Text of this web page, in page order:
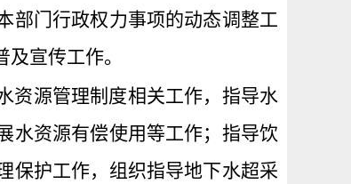
部门行政权力事项的动态调整工
宣传工作。
资源管理制度相关工作，指导水
水资源有偿使用等工作；指导饮
保护工作，组织指导地下水超采